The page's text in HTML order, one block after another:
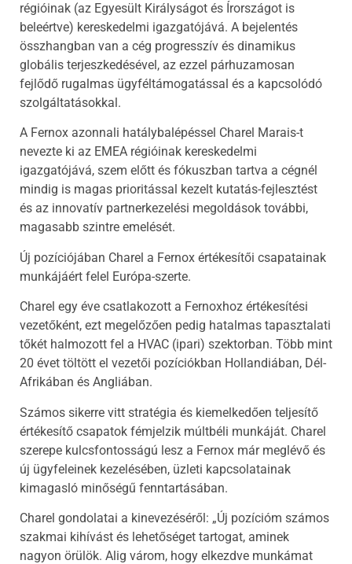
régióinak (az Egyesült Királyságot és Írországot is
beleértve) kereskedelmi igazgatójává. A bejelentés
összhangban van a cég progresszív és dinamikus
globális terjeszkedésével, az ezzel párhuzamosan
fejlődő rugalmas ügyféltámogatással és a kapcsolódó
szolgáltatásokkal.
A Fernox azonnali hatálybalépéssel Charel Marais-t
nevezte ki az EMEA régióinak kereskedelmi
igazgatójává, szem előtt és fókuszban tartva a cégnél
mindig is magas prioritással kezelt kutatás-fejlesztést
és az innovatív partnerkezelési megoldások további,
magasabb szintre emelését.
Új pozíciójában Charel a Fernox értékesítői csapatainak
munkájáért felel Európa-szerte.
Charel egy éve csatlakozott a Fernoxhoz értékesítési
vezetőként, ezt megelőzően pedig hatalmas tapasztalati
tőkét halmozott fel a HVAC (ipari) szektorban. Több mint
20 évet töltött el vezetői pozíciókban Hollandiában, Dél-
Afrikában és Angliában.
Számos sikerre vitt stratégia és kiemelkedően teljesítő
értékesítő csapatok fémjelzik múltbéli munkáját. Charel
szerepe kulcsfontosságú lesz a Fernox már meglévő és
új ügyfeleinek kezelésében, üzleti kapcsolatainak
kimagasló minőségű fenntartásában.
Charel gondolatai a kinevezéséről: „Új pozícióm számos
szakmai kihívást és lehetőséget tartogat, aminek
nagyon örülök. Alig várom, hogy elkezdve munkámat